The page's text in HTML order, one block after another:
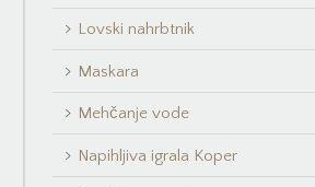
Lovski nahrbtnik
Maskara
Mehčanje vode
Napihljiva igrala Koper